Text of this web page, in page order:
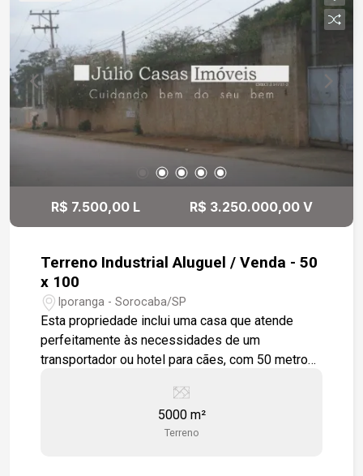
R$ 7.500,00 L R$ 3.250.000,00 V
Terreno Industrial Aluguel / Venda - 50
x 100
Iporanga - Sorocaba/SP
Esta propriedade inclui uma casa que atende
perfeitamente às necessidades de um
transportador ou hotel para cães, com 50 metros
espaçosa e bem estruturada, ideal para uso
residencial ou adaptável para negócios como
transporte de carga ou hospedagem de animais.
5000 m²
Terreno